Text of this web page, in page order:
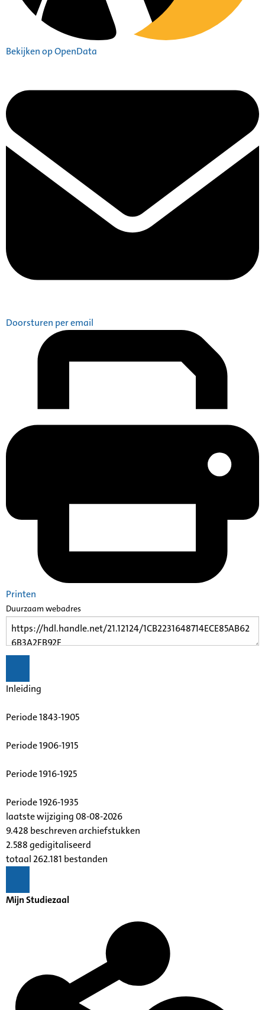
Bekijken op OpenData
Doorsturen per email
Printen
Duurzaam webadres
Inleiding
Periode 1843-1905
Periode 1906-1915
Periode 1916-1925
Periode 1926-1935
laatste wijziging 08-08-2026
9.428 beschreven archiefstukken
2.588 gedigitaliseerd
totaal 262.181 bestanden
Mijn Studiezaal